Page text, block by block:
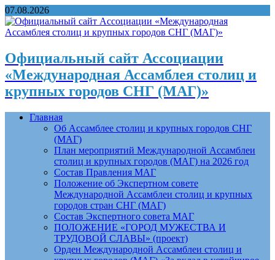
07.08.2026
Официальный сайт Ассоциации
«Международная Ассамблея столиц и
крупных городов СНГ (МАГ)»
Главная
Об Ассамблее столиц и крупных городов СНГ
(МАГ)
План мероприятий Международной Ассамблеи
столиц и крупных городов (МАГ) на 2026 год
Состав Правления МАГ
Положение об Экспертном совете
Международной Ассамблеи столиц и крупных
городов стран СНГ (МАГ)
Состав Экспертного совета МАГ
ПОЛОЖЕНИЕ «ГОРОД МУЖЕСТВА И
ТРУДОВОЙ СЛАВЫ» (проект)
Орден Международной Ассамблеи столиц и